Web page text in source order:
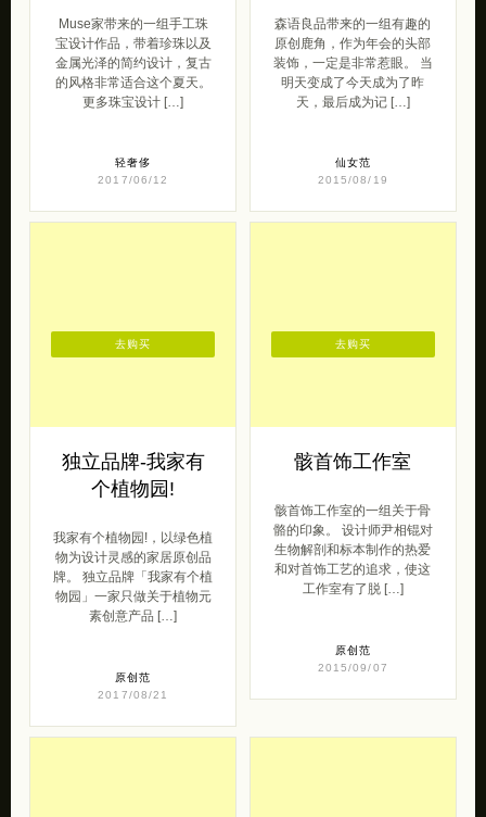
Muse家带来的一组手工珠
宝设计作品，带着珍珠以及
金属光泽的简约设计，复古
的风格非常适合这个夏天。
更多珠宝设计 […]
轻奢侈
2017/06/12
森语良品带来的一组有趣的
原创鹿角，作为年会的头部
装饰，一定是非常惹眼。 当
明天变成了今天成为了昨
天，最后成为记 […]
仙女范
2015/08/19
独立品牌-我家有
个植物园!
我家有个植物园!，以绿色植
物为设计灵感的家居原创品
牌。 独立品牌「我家有个植
物园」一家只做关于植物元
素创意产品 […]
原创范
2017/08/21
去购买
骸首饰工作室
骸首饰工作室的一组关于骨
骼的印象。 设计师尹相锟对
生物解剖和标本制作的热爱
和对首饰工艺的追求，使这
工作室有了脱 […]
原创范
2015/09/07
去购买